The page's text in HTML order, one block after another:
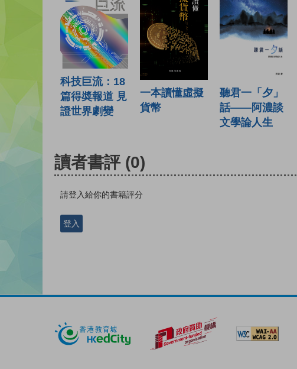
科技巨流：18
篇得奬報道 見
證世界劇變
一本讀懂虛擬
貨幣
聽君一「夕」
話——阿濃談
文學論人生
讀者書評 (0)
請登入給你的書籍評分
登入